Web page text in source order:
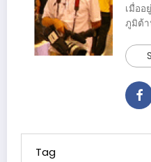
เมื่ออ
ภูมิต้
Tag